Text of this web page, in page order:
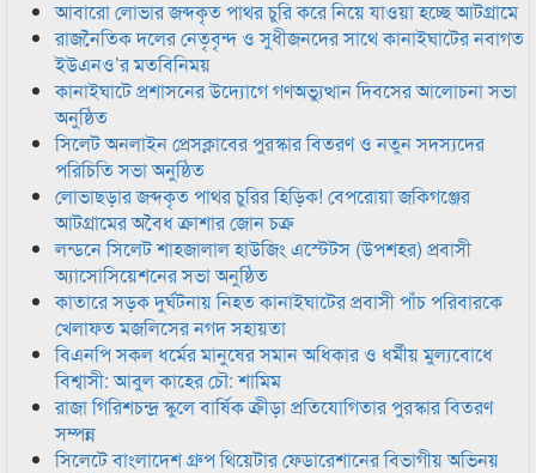
আবারো লোভার জব্দকৃত পাথর চুরি করে নিয়ে যাওয়া হচ্ছে আটগ্রামে
রাজনৈতিক দলের নেতৃবৃন্দ ও সুধীজনদের সাথে কানাইঘাটের নবাগত
ইউএনও’র মতবিনিময়
কানাইঘাটে প্রশাসনের উদ্যোগে গণঅভ্যুত্থান দিবসের আলোচনা সভা
অনুষ্ঠিত
সিলেট অনলাইন প্রেসক্লাবের পুরস্কার বিতরণ ও নতুন সদস্যদের
পরিচিতি সভা অনুষ্ঠিত
লোভাছড়ার জব্দকৃত পাথর চুরির হিড়িক! বেপরোয়া জকিগঞ্জের
আটগ্রামের অবৈধ ক্রাশার জোন চক্র
লন্ডনে সিলেট শাহজালাল হাউজিং এস্টেটস (উপশহর) প্রবাসী
অ্যাসোসিয়েশনের সভা অনুষ্ঠিত
কাতারে সড়ক দুর্ঘটনায় নিহত কানাইঘাটের প্রবাসী পাঁচ পরিবারকে
খেলাফত মজলিসের নগদ সহায়তা
বিএনপি সকল ধর্মের মানুষের সমান অধিকার ও ধর্মীয় মুল্যবোধে
বিশ্বাসী: আবুল কাহের চৌ: শামিম
রাজা গিরিশচন্দ্র স্কুলে বার্ষিক ক্রীড়া প্রতিযোগিতার পুরস্কার বিতরণ
সম্পন্ন
সিলেটে বাংলাদেশ গ্রুপ থিয়েটার ফেডারেশানের বিভাগীয় অভিনয়